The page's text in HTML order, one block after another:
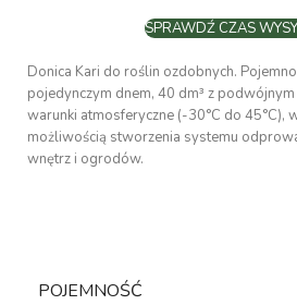
SPRAWDŹ CZAS
Donica Kari do roślin ozdobnych.
pojedynczym dnem, 40 dm³ z
warunki atmosferyczne (-30°C do 45°C),
możliwością stworzenia systemu
wnętrz i ogrodów.
POJEMNOŚĆ